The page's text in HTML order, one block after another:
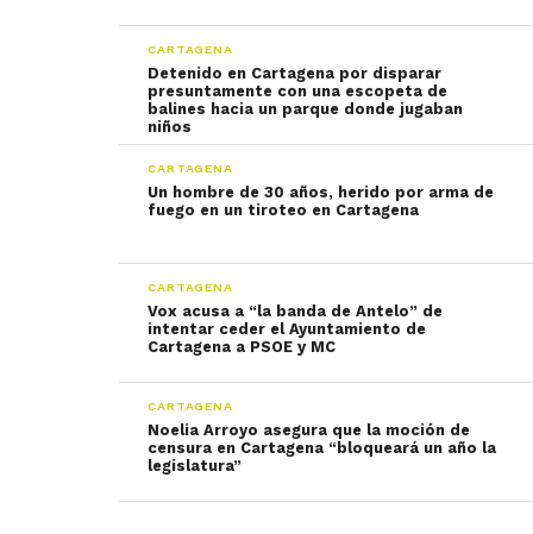
CARTAGENA
Detenido en Cartagena por disparar
presuntamente con una escopeta de
balines hacia un parque donde jugaban
niños
CARTAGENA
Un hombre de 30 años, herido por arma de
fuego en un tiroteo en Cartagena
CARTAGENA
Vox acusa a “la banda de Antelo” de
intentar ceder el Ayuntamiento de
Cartagena a PSOE y MC
CARTAGENA
Noelia Arroyo asegura que la moción de
censura en Cartagena “bloqueará un año la
legislatura”